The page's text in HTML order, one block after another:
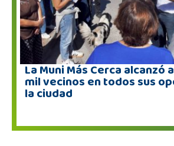
La Muni Más Cerca alcanzó
mil vecinos en todos sus
la ciudad